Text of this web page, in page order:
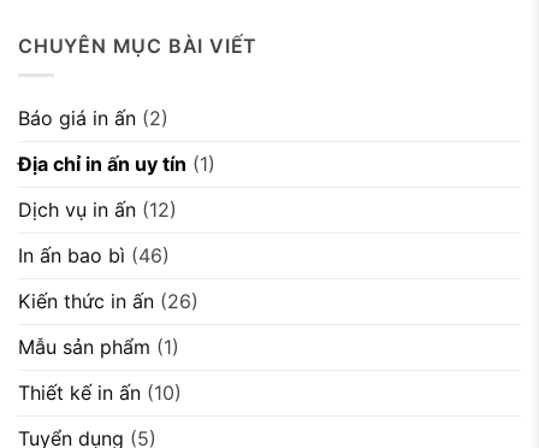
CHUYÊN MỤC BÀI VIẾT
Báo giá in ấn (2)
Địa chỉ in ấn uy tín (1)
Dịch vụ in ấn (12)
In ấn bao bì (46)
Kiến thức in ấn (26)
Mẫu sản phẩm (1)
Thiết kế in ấn (10)
Tuyển dụng (5)